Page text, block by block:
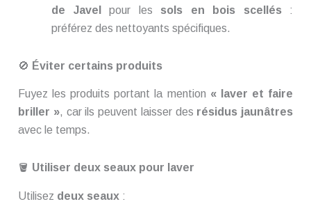
de Javel
pour les sols en bois scellés:
préférez des nettoyants spécifiques.
🚫 Éviter certains produits
Fuyez les produits portant la mention « laver et faire
briller », car ils peuvent laisser des résidus jaunâtres
avec le temps.
🪣 Utiliser deux seaux pour laver
Utilisez deux seaux :